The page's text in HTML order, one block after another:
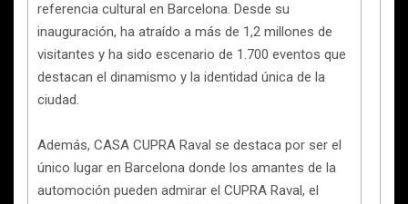
referencia cultural en Barcelona. Desde su
inauguración, ha atraído a más de 1,2 millones de
visitantes y ha sido escenario de 1.700 eventos que
destacan el dinamismo y la identidad única de la
ciudad.
Además, CASA CUPRA Raval se destaca por ser el
único lugar en Barcelona donde los amantes de la
automoción pueden admirar el CUPRA Raval, el